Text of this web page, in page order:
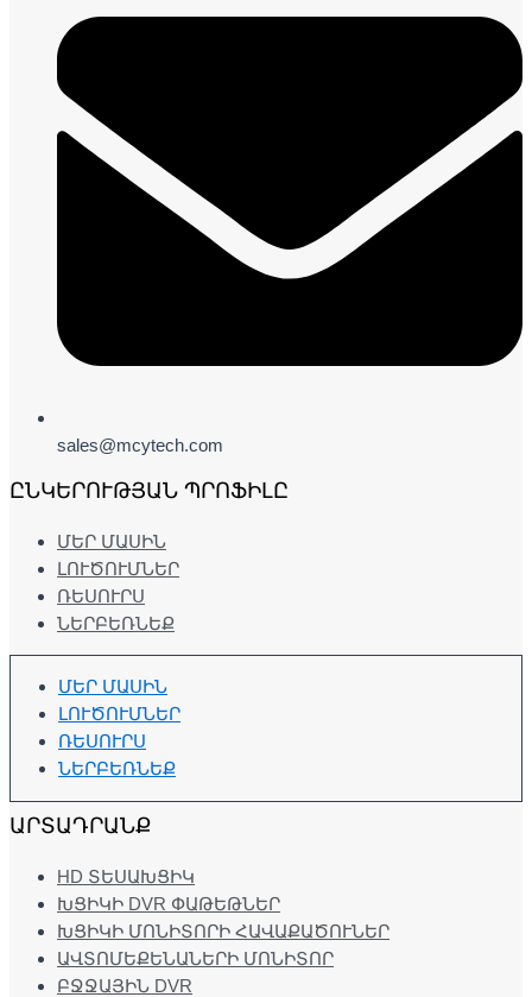
sales@mcytech.com
ԸՆԿԵՐՈՒԹՅԱՆ ՊՐՈՖԻԼԸ
ՄԵՐ ՄԱՍԻՆ
ԼՈՒԾՈՒՄՆԵՐ
ՌԵՍՈՒՐՍ
ՆԵՐԲԵՌՆԵՔ
ՄԵՐ ՄԱՍԻՆ
ԼՈՒԾՈՒՄՆԵՐ
ՌԵՍՈՒՐՍ
ՆԵՐԲԵՌՆԵՔ
ԱՐՏԱԴՐԱՆՔ
HD ՏԵՍԱԽՑԻԿ
ԽՑԻԿԻ DVR ՓԱԹԵԹՆԵՐ
ԽՑԻԿԻ ՄՈՆԻՏՈՐԻ ՀԱՎԱՔԱԾՈՒՆԵՐ
ԱՎՏՈՄԵՔԵՆԱՆԵՐԻ ՄՈՆԻՏՈՐ
ԲՋՋԱՅԻՆ DVR